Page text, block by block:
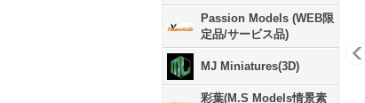
Passion Models (WEB限
定品/サービス品)
MJ Miniatures(3D)
彩葉(M.S Models情景素